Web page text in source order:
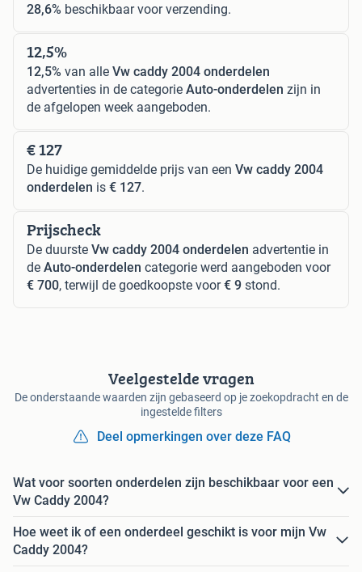
28,6% beschikbaar voor verzending.
12,5%
12,5% van alle Vw caddy 2004 onderdelen
advertenties in de categorie Auto-onderdelen zijn in
de afgelopen week aangeboden.
€ 127
De huidige gemiddelde prijs van een Vw caddy 2004
onderdelen is € 127.
Prijscheck
De duurste Vw caddy 2004 onderdelen advertentie in
de Auto-onderdelen categorie werd aangeboden voor
€ 700, terwijl de goedkoopste voor€ 9 stond.
Veelgestelde vragen
De onderstaande waarden zijn gebaseerd op je zoekopdracht en de
ingestelde filters
Deel opmerkingen over deze FAQ
Wat voor soorten onderdelen zijn beschikbaar voor een
Vw Caddy 2004?
Hoe weet ik of een onderdeel geschikt is voor mijn Vw
Caddy 2004?